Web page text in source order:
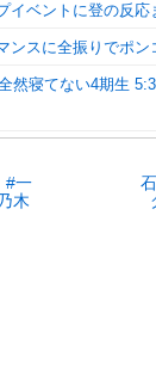
イベントに登の反応
ンスに全振りでポ
然寝てない4期生
#一
木